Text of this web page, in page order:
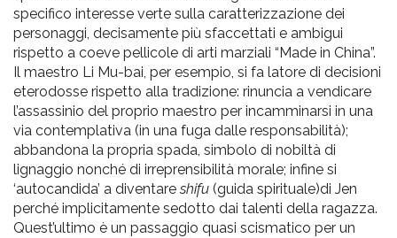
specifico interesse verte sulla caratterizzazione dei
personaggi, decisamente più sfaccettati e ambigui
rispetto a coeve pellicole di arti marziali “Made in China”.
Il maestro Li Mu-bai, per esempio, si fa latore di decisioni
eterodosse rispetto alla tradizione: rinuncia a vendicare
l’assassinio del proprio maestro per incamminarsi in una
via contemplativa (in una fuga dalle responsabilità);
abbandona la propria spada, simbolo di nobiltà di
lignaggio nonché di irreprensibilità morale; infine si
‘autocandida’ a diventareshifu (guida spirituale)di Jen
perché implicitamente sedotto dai talenti della ragazza.
Quest’ultimo è un passaggio quasi scismatico per un